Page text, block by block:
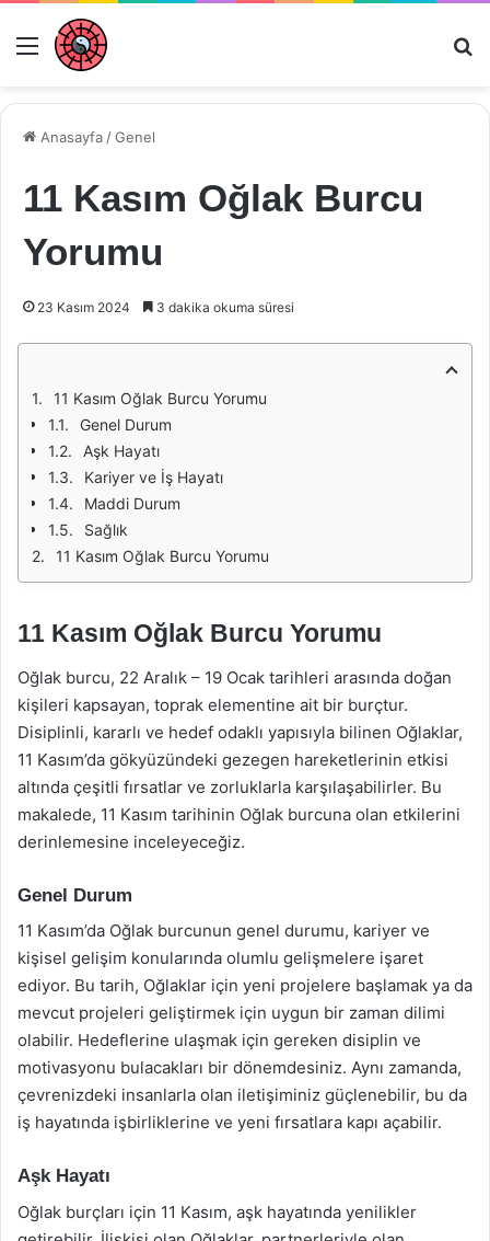
Menü
Anasayfa /Genel
11 Kasım Oğlak Burcu
Yorumu
23 Kasım 2024 3 dakika okuma süresi
11 Kasım Oğlak Burcu Yorumu
Genel Durum
Aşk Hayatı
Kariyer ve İş Hayatı
Maddi Durum
Sağlık
11 Kasım Oğlak Burcu Yorumu
11 Kasım Oğlak Burcu Yorumu
Oğlak burcu, 22 Aralık – 19 Ocak tarihleri arasında doğan
kişileri kapsayan, toprak elementine ait bir burçtur.
Disiplinli, kararlı ve hedef odaklı yapısıyla bilinen Oğlaklar,
11 Kasım’da gökyüzündeki gezegen hareketlerinin etkisi
altında çeşitli fırsatlar ve zorluklarla karşılaşabilirler. Bu
makalede, 11 Kasım tarihinin Oğlak burcuna olan etkilerini
derinlemesine inceleyeceğiz.
Genel Durum
11 Kasım’da Oğlak burcunun genel durumu, kariyer ve
kişisel gelişim konularında olumlu gelişmelere işaret
ediyor. Bu tarih, Oğlaklar için yeni projelere başlamak ya da
mevcut projeleri geliştirmek için uygun bir zaman dilimi
olabilir. Hedeflerine ulaşmak için gereken disiplin ve
motivasyonu bulacakları bir dönemdesiniz. Aynı zamanda,
çevrenizdeki insanlarla olan iletişiminiz güçlenebilir, bu da
iş hayatında işbirliklerine ve yeni fırsatlara kapı açabilir.
Aşk Hayatı
Oğlak burçları için 11 Kasım, aşk hayatında yenilikler